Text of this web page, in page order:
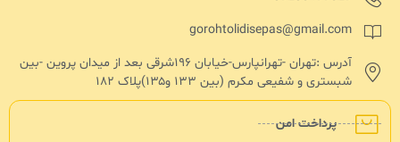
پرداخت امن
gorohtolidisepas@gmail.com
آدرس :تهران -تهرانپارس-خیابان ۱۹۶شرقی بعد از میدان پروین -بین
شبستری و شفیعی مکرم (بین ۱۳۳ و۱۳۵)پلاک ۱۸۲